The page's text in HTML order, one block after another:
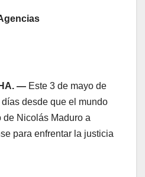
— Este 3 de mayo de
desde que el mundo
de Nicolás Maduro a
para enfrentar la justicia